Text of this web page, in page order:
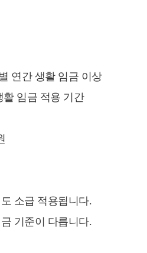
연간 생활 임금 이상
활 임금 적용 기간
소급 적용됩니다.
기준이 다릅니다.